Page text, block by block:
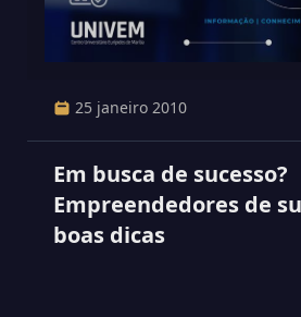
25 janeiro 2010
Em busca de sucesso?
Empreendedores de
boas dicas